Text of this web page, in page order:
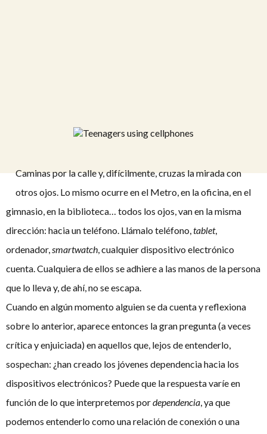
Caminas por la calle y, difícilmente, cruzas la mirada con
otros ojos. Lo mismo ocurre en el Metro, en la oficina, en el
gimnasio, en la biblioteca… todos los ojos, van en la misma
dirección: hacia un teléfono. Llámalo teléfono,tablet,
ordenador,smartwatch, cualquier dispositivo electrónico
cuenta. Cualquiera de ellos se adhiere a las manos de la persona
que lo lleva y, de ahí, no se escapa.
Cuando en algún momento alguien se da cuenta y reflexiona
sobre lo anterior, aparece entonces la gran pregunta (a veces
crítica y enjuiciada) en aquellos que, lejos de entenderlo,
sospechan: ¿han creado los jóvenes dependencia hacia los
dispositivos electrónicos? Puede que la respuesta varíe en
función de lo que interpretemos pordependencia, ya que
podemos entenderlo como una relación de conexión o una